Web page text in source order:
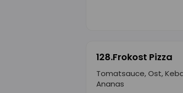
128.Frokost Pizza
Tomatsauce, Ost,
Ananas